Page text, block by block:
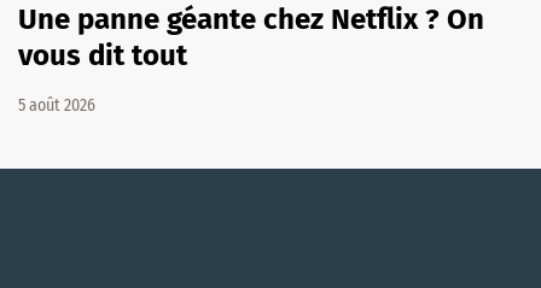
Une panne géante chez Netflix ? On
vous dit tout
5 août 2026